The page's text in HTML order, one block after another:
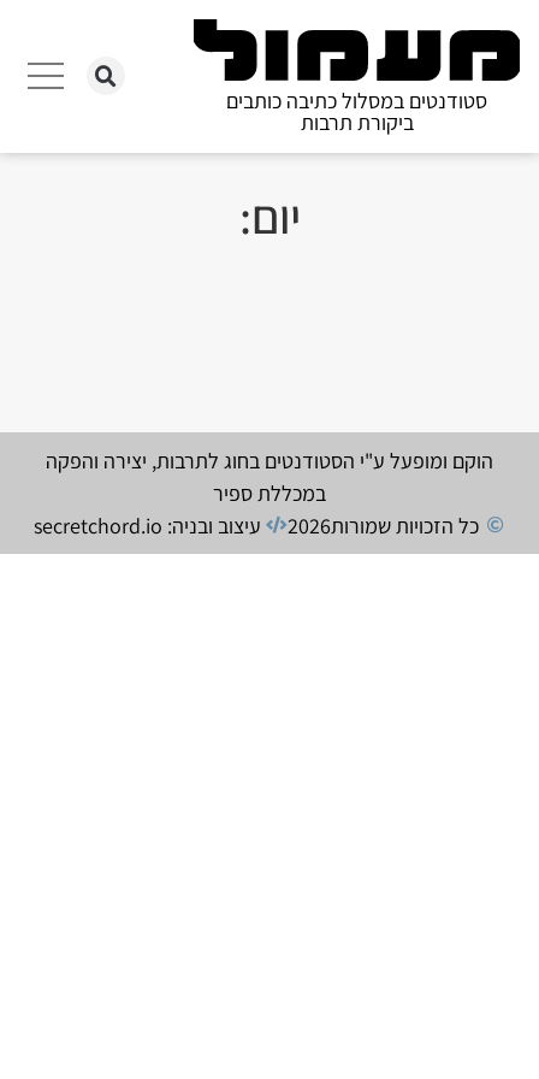
סטודנטים במסלול כתיבה כותבים
ביקורת תרבות
יום:
הוקם ומופעל ע"י הסטודנטים בחוג לתרבות, יצירה והפקה
במכללת ספיר
כל הזכויות שמורות2026 עיצוב ובניה: secretchord.io